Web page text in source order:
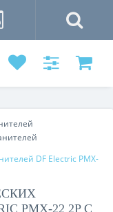
PMX-22 2P С